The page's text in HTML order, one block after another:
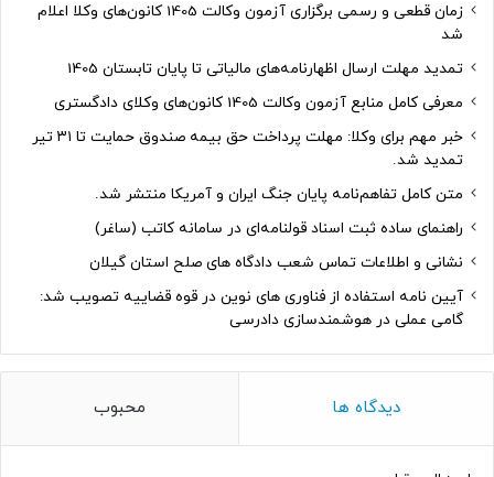
زمان قطعی و رسمی برگزاری آزمون وکالت 1405 کانون‌های وکلا اعلام
شد
تمدید مهلت ارسال اظهارنامه‌های مالیاتی تا پایان تابستان 1405
معرفی کامل منابع آزمون وکالت 1405 کانون‌های وکلای دادگستری
خبر مهم برای وکلا: مهلت پرداخت حق بیمه صندوق حمایت تا ۳۱ تیر
تمدید شد.
متن کامل تفاهم‌نامه پایان جنگ ایران و آمریکا منتشر شد.
راهنمای ساده ثبت اسناد قولنامه‌ای در سامانه کاتب (ساغر)
نشانی و اطلاعات تماس شعب دادگاه های صلح استان گیلان
آیین نامه استفاده از فناوری های نوین در قوه قضاییه تصویب شد:
گامی عملی در هوشمندسازی دادرسی
دیدگاه ها محبوب